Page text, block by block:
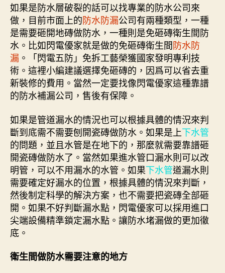
如果是防水層破裂的話可以找專業的防水公司來
做，目前市面上的防水防漏公司有兩種類型，一種
是需要砸開地磚做防水，一種則是免砸磚衛生間防
水。比如閃電優家就是做的免砸磚衛生間防水防
漏 。「閃電五防」免拆工藝榮獲國家發明專利技
術。這裡小編建議選擇免砸磚的，因爲可以省去重
新裝修的費用。當然一定要找像閃電優家這種靠譜
的防水補漏公司，售後有保障。
如果是管道漏水的情況也可以根據具體的情況來判
斷到底需不需要刨開瓷磚做防水。如果是上下水管
的問題，並且水管是在地下的，那麼就需要靠譜砸
開瓷磚做防水了。當然如果進水管口漏水則可以改
明管，可以不用漏水的水管。如果下水管道漏水則
需要確定好漏水的位置，根據具體的情況來判斷，
然後制定科學的解決方案，也不需要把瓷磚全部砸
開。如果不好判斷漏水點，閃電優家可以採用進口
尖端設備精準鎖定漏水點。讓防水堵漏做的更加徹
底。
衛生間做防水需要注意的地方